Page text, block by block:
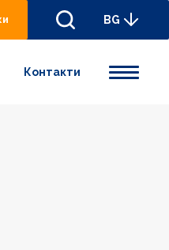
BG
Контакти